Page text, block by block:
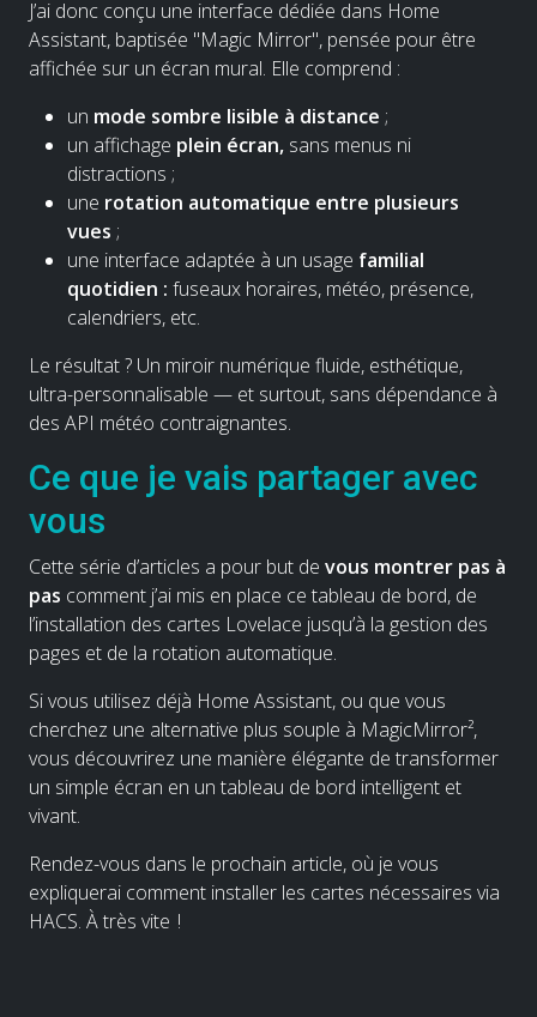
J’ai donc conçu une interface dédiée dans Home
Assistant, baptisée "Magic Mirror", pensée pour être
affichée sur un écran mural. Elle comprend :
un mode sombre lisible à distance ;
un affichage plein écran, sans menus ni
distractions ;
une rotation automatique entre plusieurs
vues ;
une interface adaptée à un usage familial
quotidien : fuseaux horaires, météo, présence,
calendriers, etc.
Le résultat ? Un miroir numérique fluide, esthétique,
ultra-personnalisable — et surtout, sans dépendance à
des API météo contraignantes.
Ce que je vais partager avec
vous
Cette série d’articles a pour but de vous montrer pas à
pas comment j’ai mis en place ce tableau de bord, de
l’installation des cartes Lovelace jusqu’à la gestion des
pages et de la rotation automatique.
Si vous utilisez déjà Home Assistant, ou que vous
cherchez une alternative plus souple à MagicMirror²,
vous découvrirez une manière élégante de transformer
un simple écran en un tableau de bord intelligent et
vivant.
Rendez-vous dans le prochain article, où je vous
expliquerai comment installer les cartes nécessaires via
HACS. À très vite !